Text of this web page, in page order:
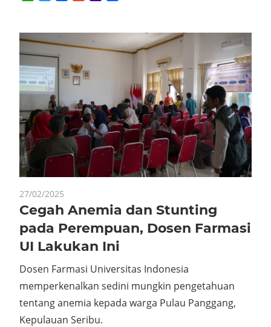
27/02/2025
Cegah Anemia dan Stunting
pada Perempuan, Dosen Farmasi
UI Lakukan Ini
Dosen Farmasi Universitas Indonesia
memperkenalkan sedini mungkin pengetahuan
tentang anemia kepada warga Pulau Panggang,
Kepulauan Seribu.